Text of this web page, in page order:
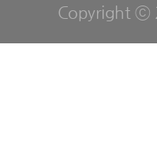
Copyright ⓒ